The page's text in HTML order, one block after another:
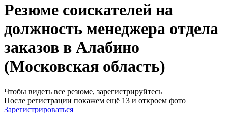
Резюме соискателей на
должность менеджера отдела
заказов в Алабино
(Московская область)
Чтобы видеть все резюме, зарегистрируйтесь
После регистрации покажем ещё 13 и откроем фото
Зарегистрироваться